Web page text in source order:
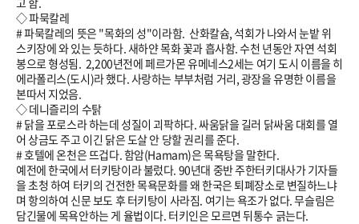
◇ 파묵칼레
# 파묵칼레의 뜻은 "목화의 성"이라함. 산화칼슘, 석회가 나와서 눈밭 위
스키장에 와 있는 듯하다. 새하얀 목화 꽃과 흡사함. 수천 년동안 자연 석회
봉으로 형성됨. 2,200년전에 페르가몬 유메네스2세는 여기 도시 이름을 히
에라폴리스(도시)라 했다. 사랑하는 부부처럼 거리, 광장을 유명한 이름을
본따서 지었음.
◇ 데니즐리의 수탉
# 닭을 포로스라 하는데 성질이 괴팍하다. 싸움닭을 길러 닭싸움 대회를 열
어 상금도 주고 이긴 닭은 도살 안 당할 권리를 준다.
# 호텔에 온천은 뜨겁다. 함암(Hamam)은 목욕탕을 말한다.
예전에 한국에서 터키탕이라 불렀다. 90년대 중반 주한터키대사가 기자들
을 초청 하여 터키의 건전한 목욕문화를 왜 한국은 퇴폐장소로 변질하느냐
며 항의하여 신문 보도 후 터키탕이 사라짐. 여기는 욕조가 없다. 무슬림은
담긴물에 목욕안하는 게 율법이다. 터키인은 모르면 뒤통수 긁는다.